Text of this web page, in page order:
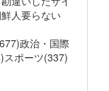
人要らない
政治・国際
ポーツ(337)